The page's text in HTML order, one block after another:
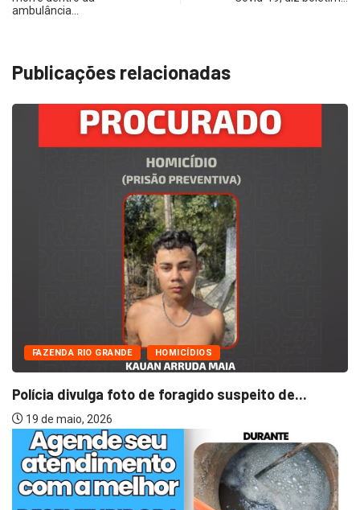
ambulância…
Publicações relacionadas
FAZENDA RIO GRANDE OCORRÊNCIAS POLICIAIS
Dois homens são presos com motocicleta
furtada...
9 de julho, 2026